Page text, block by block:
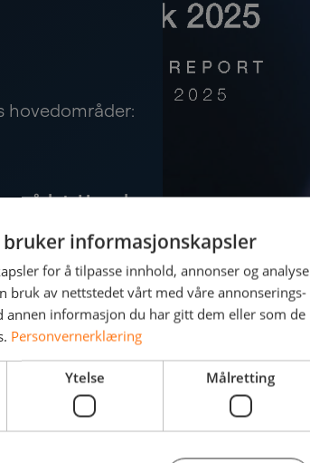
hovedområder:
Hvordan
KI brukes både
vi i
informasjonskapsler
for å tilpasse innhold, annonser og
bruk av nettstedet vårt med våre
annen informasjon du har gitt dem eller som
Personvernerklæring
Ytelse Målretting